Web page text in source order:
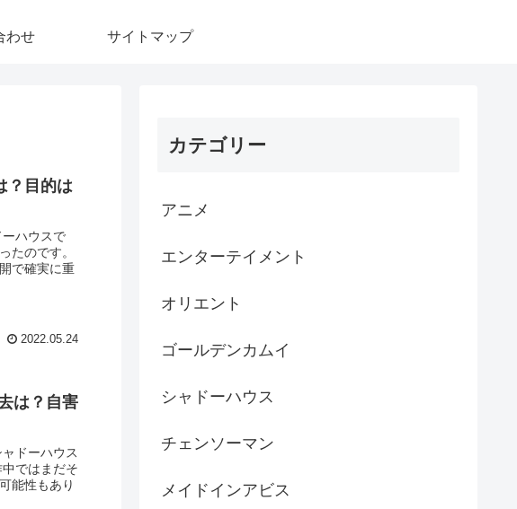
わせ サイトマップ
？目的は
ハウスで
たのです。
で確実に重
2022.05.24
は？自害
能性もあり
カテゴリー
アニメ
エンターテイメント
オリエント
ゴールデンカムイ
シャドーハウス
チェンソーマン
メイドインアビス